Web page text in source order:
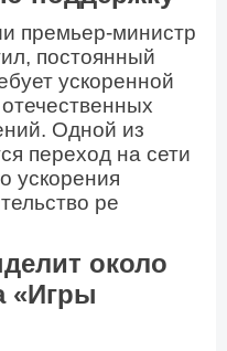
премьер-министр
постоянный
ускоренной
Одной из
переход на сети
ускорения
ре
около
«Игры